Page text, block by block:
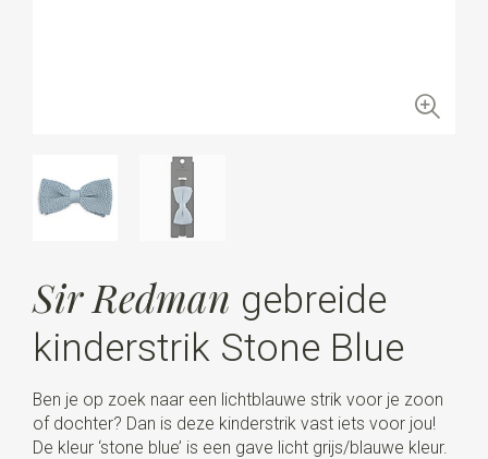
Sir Redman gebreide
kinderstrik Stone Blue
Ben je op zoek naar een lichtblauwe strik voor je zoon
of dochter? Dan is deze kinderstrik vast iets voor jou!
De kleur ‘stone blue’ is een gave licht grijs/blauwe kleur.